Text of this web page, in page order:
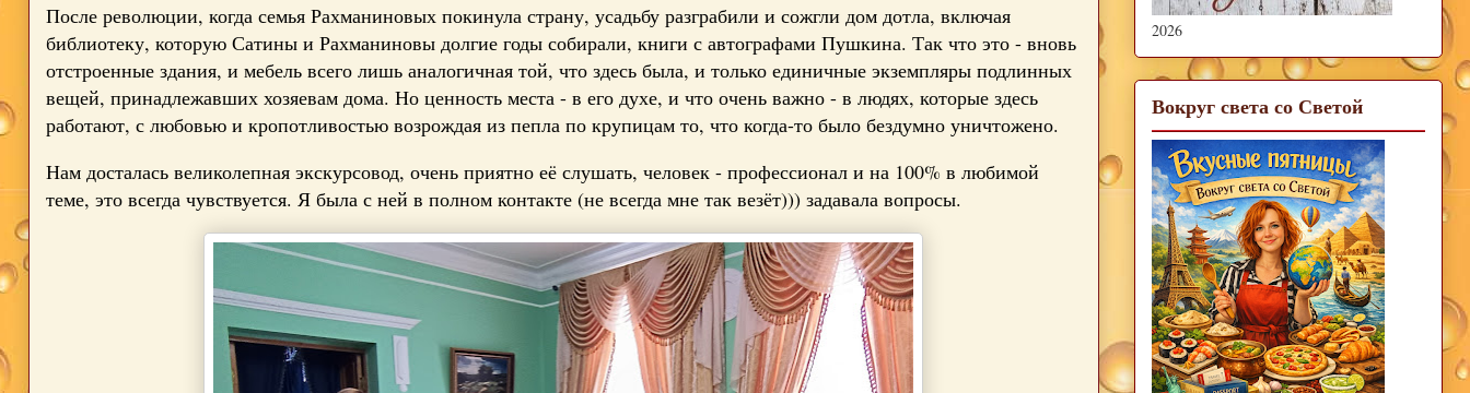
После революции, когда семья Рахманиновых покинула страну, усадьбу разграбили и сожгли дом дотла, включая
библиотеку, которую Сатины и Рахманиновы долгие годы собирали, книги с автографами Пушкина. Так что это - вновь
отстроенные здания, и мебель всего лишь аналогичная той, что здесь была, и только единичные экземпляры подлинных
вещей, принадлежавших хозяевам дома. Но ценность места - в его духе, и что очень важно - в людях, которые здесь
работают, с любовью и кропотливостью возрождая из пепла по крупицам то, что когда-то было бездумно уничтожено.
Нам досталась великолепная экскурсовод, очень приятно её слушать, человек - профессионал и на 100% в любимой
теме, это всегда чувствуется. Я была с ней в полном контакте (не всегда мне так везёт))) задавала вопросы.
2026
Вокруг света со Светой